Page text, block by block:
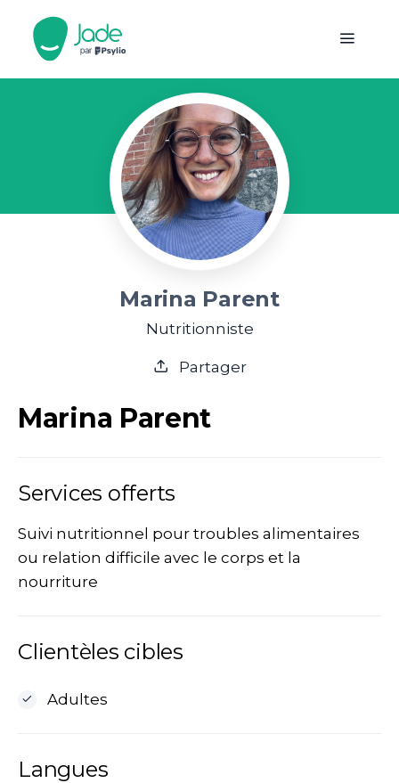
Marina Parent
Nutritionniste
Partager
Marina Parent
Services offerts
Suivi nutritionnel pour troubles alimentaires
ou relation difficile avec le corps et la
nourriture
Clientèles cibles
Adultes
Langues